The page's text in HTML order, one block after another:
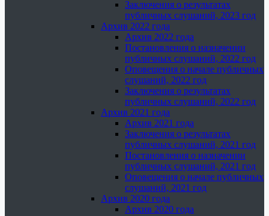
Заключения о результатах
публичных слушаний, 2023 год
Архив 2022 года
Архив 2022 года
Постановления о назначении
публичных слушаний, 2022 год
Оповещения о начале публичных
слушаний, 2022 год
Заключения о результатах
публичных слушаний, 2022 год
Архив 2021 года
Архив 2021 года
Заключения о результатах
публичных слушаний, 2021 год
Постановления о назначении
публичных слушаний, 2021 год
Оповещения о начале публичных
слушаний, 2021 год
Архив 2020 года
Архив 2020 года